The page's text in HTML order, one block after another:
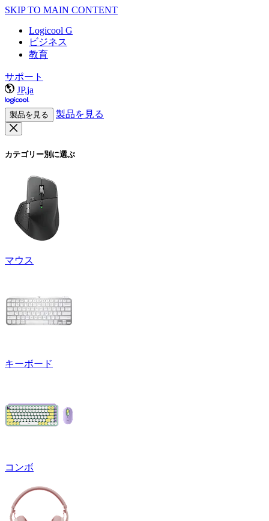
SKIP TO MAIN CONTENT
Logicool G
ビジネス
教育
サポート
JP,ja
製品を見る 製品を見る
カテゴリー別に選ぶ
マウス
キーボード
コンボ